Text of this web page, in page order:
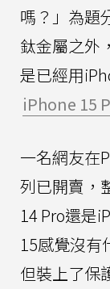
嗎？」為題
鈦金屬之外
是已經用
iPhone 15
一名網友在
列已開賣，
14 Pro還是
15感覺沒有
但裝上了保